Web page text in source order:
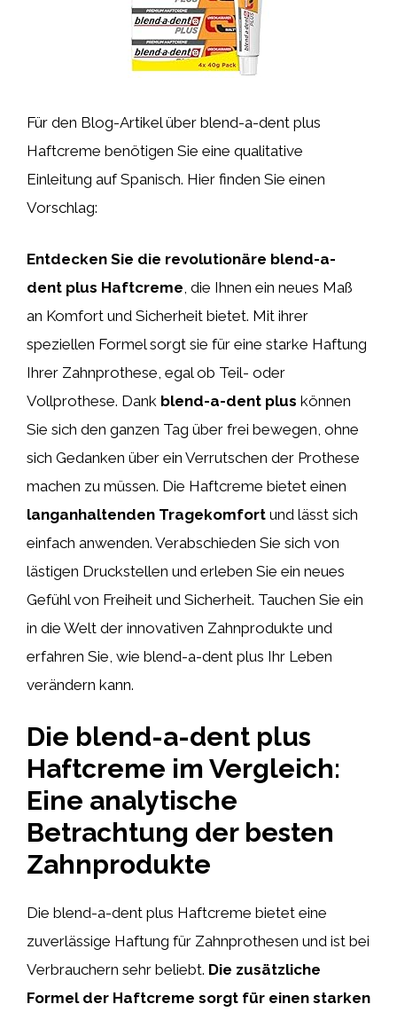
Für den Blog-Artikel über blend-a-dent plus
Haftcreme benötigen Sie eine qualitative
Einleitung auf Spanisch. Hier finden Sie einen
Vorschlag:
Entdecken Sie die revolutionäre blend-a-
dent plus Haftcreme , die Ihnen ein neues Maß
an Komfort und Sicherheit bietet. Mit ihrer
speziellen Formel sorgt sie für eine starke Haftung
Ihrer Zahnprothese, egal ob Teil- oder
Vollprothese. Dank blend-a-dent plus können
Sie sich den ganzen Tag über frei bewegen, ohne
sich Gedanken über ein Verrutschen der Prothese
machen zu müssen. Die Haftcreme bietet einen
langanhaltenden Tragekomfort und lässt sich
einfach anwenden. Verabschieden Sie sich von
lästigen Druckstellen und erleben Sie ein neues
Gefühl von Freiheit und Sicherheit. Tauchen Sie ein
in die Welt der innovativen Zahnprodukte und
erfahren Sie, wie blend-a-dent plus Ihr Leben
verändern kann.
Die blend-a-dent plus
Haftcreme im Vergleich:
Eine analytische
Betrachtung der besten
Zahnprodukte
Die blend-a-dent plus Haftcreme bietet eine
zuverlässige Haftung für Zahnprothesen und ist bei
Verbrauchern sehr beliebt. Die zusätzliche
Formel der Haftcreme sorgt für einen starken